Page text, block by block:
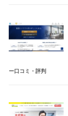
ー口コミ・評判